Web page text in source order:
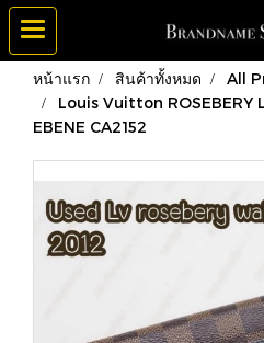
หน้าแรก สินค้าทั้งหมด All
Louis Vuitton ROSEBERY
EBENE CA2152